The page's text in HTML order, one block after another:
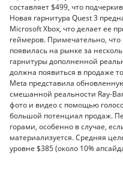
составляет $499, что
Новая гарнитура Quest 3
Microsoft Xbox, что делает ее
геймеров. Примечательно,
появилась на рынке за
гарнитуры дополненной
должна появиться в продаже
Meta представила
смешанной реальности Ray-
фото и видео с помощью
большой потенциал продаж.
горами, особенно в случае,
материализуется. Средняя
уровне $385 (около 10%